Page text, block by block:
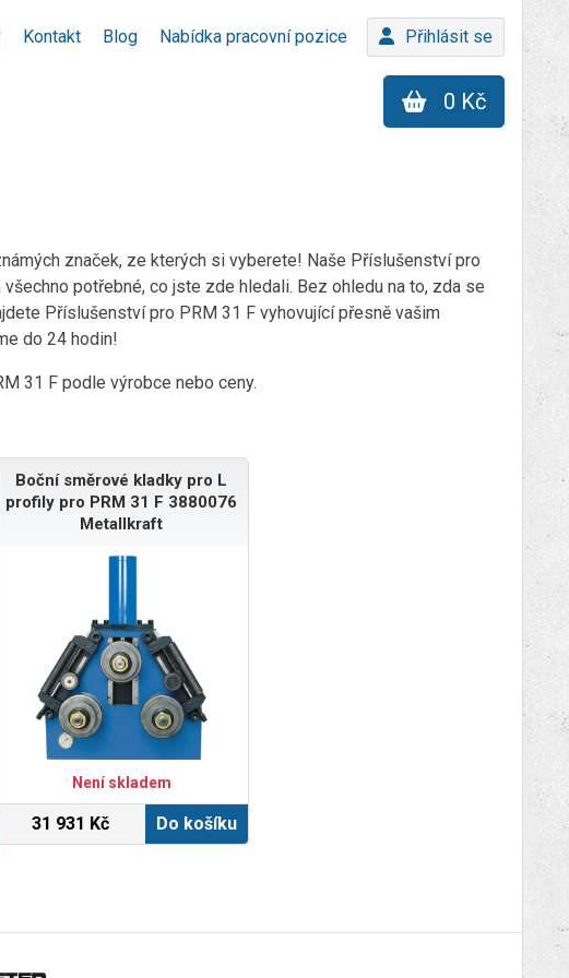
Kontakt Blog Nabídka pracovní pozice Přihlásit se
0 Kč
značek, ze kterých si vyberete! Naše Příslušenství pro
potřebné, co jste zde hledali. Bez ohledu na to, zda se
Příslušenství pro PRM 31 F vyhovující přesně vašim
do 24 hodin!
31 F podle výrobce nebo ceny.
Boční směrové kladky pro L
profily pro PRM 31 F 3880076
Metallkraft
Není skladem
31 931 Kč Do košíku